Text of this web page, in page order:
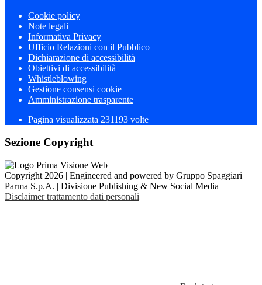
Cookie policy
Note legali
Informativa Privacy
Ufficio Relazioni con il Pubblico
Dichiarazione di accessibilità
Obiettivi di accessibilità
Whistleblowing
Gestione consensi cookie
Amministrazione trasparente
Pagina visualizzata 231193 volte
Sezione Copyright
Copyright 2026 | Engineered and powered by Gruppo Spaggiari
Parma S.p.A. | Divisione Publishing & New Social Media
Disclaimer trattamento dati personali